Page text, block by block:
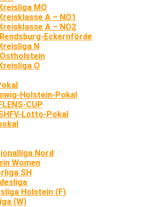
MO
A – NO1
A – NO2
Eckernförde
N
O
Holstein-Pokal
CUP
Lotto-Pokal
Nord
Women
SH
Holstein (F)
(W)